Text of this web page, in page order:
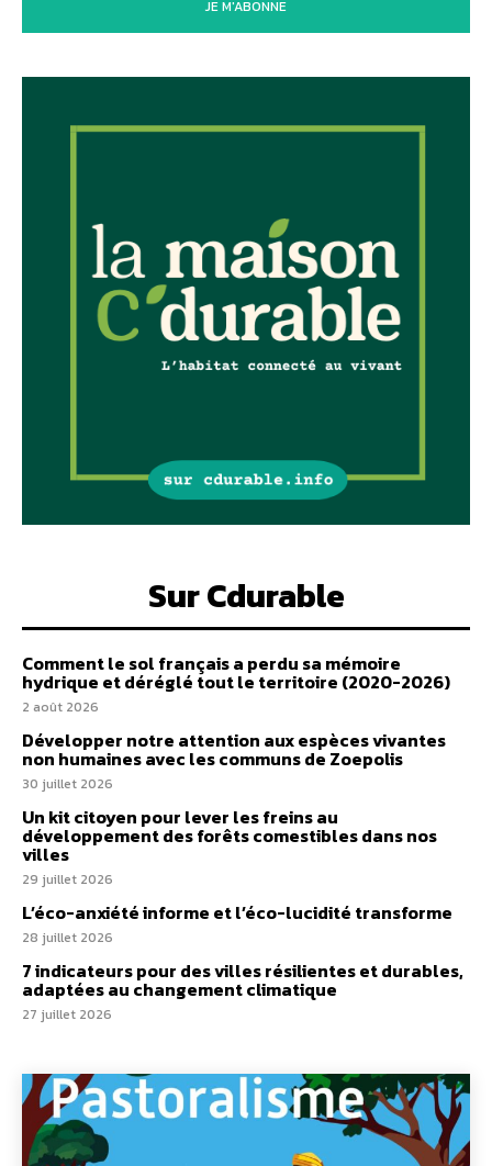
JE M'ABONNE
Sur Cdurable
Comment le sol français a perdu sa mémoire
hydrique et déréglé tout le territoire (2020-2026)
2 août 2026
Développer notre attention aux espèces vivantes
non humaines avec les communs de Zoepolis
30 juillet 2026
Un kit citoyen pour lever les freins au
développement des forêts comestibles dans nos
villes
29 juillet 2026
L’éco-anxiété informe et l’éco-lucidité transforme
28 juillet 2026
7 indicateurs pour des villes résilientes et durables,
adaptées au changement climatique
27 juillet 2026